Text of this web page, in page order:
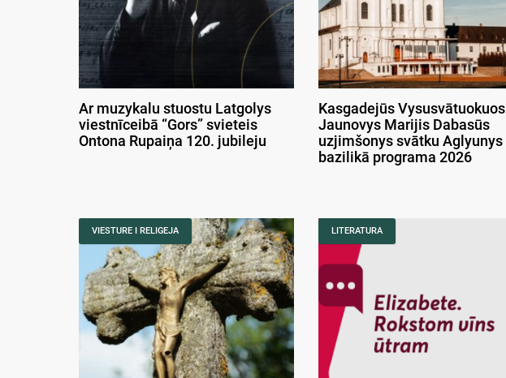
Ar muzykalu stuostu Latgolys
viestnīceibā “Gors” svieteis
Ontona Rupaiņa 120. jubileju
Kasgadejūs Vysusvātuokuos
Jaunovys Marijis Dabasūs
uzjimšonys svātku Aglyunys
bazilikā programa 2026
VIESTURE I RELIGEJA LITERATURA